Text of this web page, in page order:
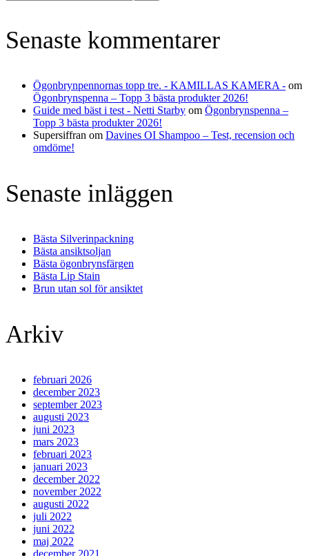
the
Senaste kommentarer
Ögonbrynpennornas topp tre. - KAMILLAS KAMERA - om
Ögonbrynspenna – Topp 3 bästa produkter 2026!
Guide med bäst i test - Netti Starby om Ögonbrynspenna –
Topp 3 bästa produkter 2026!
Supersiffran om Davines OI Shampoo – Test, recension och
omdöme!
Senaste inläggen
Bästa Silverinpackning
Bästa ansiktsoljan
Bästa ögonbrynsfärgen
Bästa Lip Stain
Brun utan sol för ansiktet
Arkiv
februari 2026
december 2023
september 2023
augusti 2023
juni 2023
mars 2023
februari 2023
januari 2023
december 2022
november 2022
augusti 2022
juli 2022
juni 2022
maj 2022
december 2021